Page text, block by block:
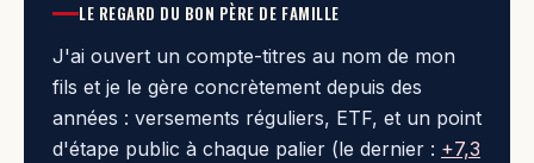
LE REGARD DU BON PÈRE DE FAMILLE
J'ai ouvert un compte-titres au nom de mon
fils et je le gère concrètement depuis des
années : versements réguliers, ETF, et un point
d'étape public à chaque palier (le dernier : +7,3